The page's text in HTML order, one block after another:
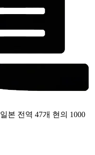
본 전역 47개 현의 1000